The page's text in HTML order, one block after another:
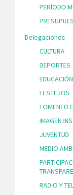
PERÍODO
Delegaciones
CULTURA
DEPORTES
EDUCACIÓN
FESTEJOS
FOMENTO
IMAGEN
JUVENTUD
MEDIO
RADIO Y